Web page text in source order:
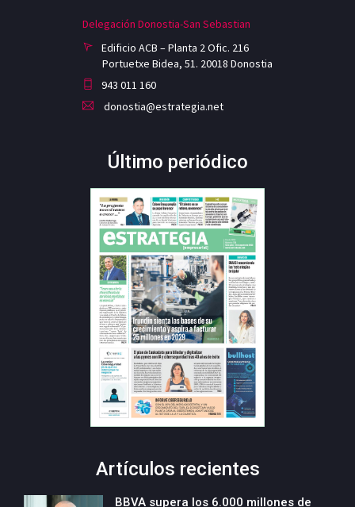
Delegación Donostia-San Sebastian
Edificio ACB – Planta 2 Ofic. 216
Portuetxe Bidea, 51. 20018 Donostia
943 011 160
donostia@estrategia.net
Último periódico
Artículos recientes
BBVA supera los 6.000 millones de